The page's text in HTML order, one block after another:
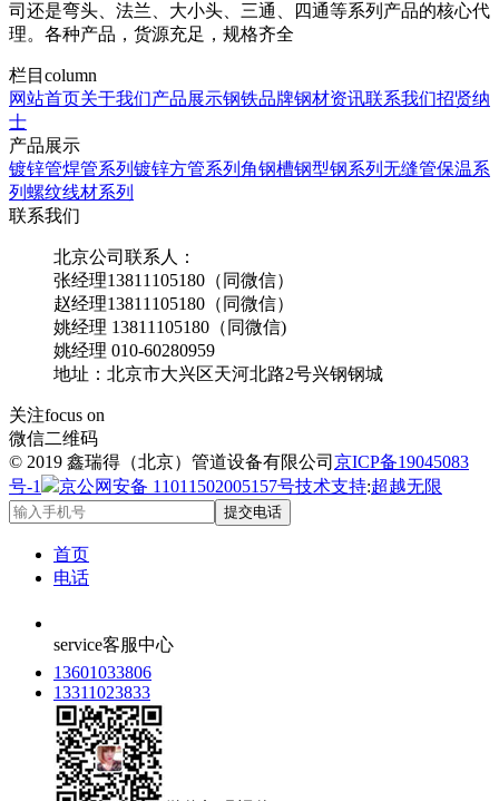
司还是弯头、法兰、大小头、三通、四通等系列产品的核心代
理。各种产品，货源充足，规格齐全
栏目 column
网站首页关于我们产品展示钢铁品牌钢材资讯联系我们招贤纳
士
产品展示
镀锌管焊管系列 镀锌方管系列 角钢槽钢型钢系列 无缝管保温系
列 螺纹线材系列
联系我们
北京公司联系人：
张经理13811105180（同微信）
赵经理13811105180（同微信）
姚经理 13811105180（同微信)
姚经理 010-60280959
地址：北京市大兴区天河北路2号兴钢钢城
关注focus on
微信二维码
© 2019 鑫瑞得（北京）管道设备有限公司 京ICP备19045083
号-1
京公网安备 11011502005157号技术支持:超越无限
提交电话
首页
电话
service客服中心
13601033806
13311023833